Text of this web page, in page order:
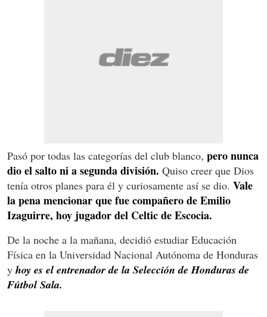
Pasó por todas las categorías del club blanco, pero nunca
dio el salto ni a segunda división. Quiso creer que Dios
tenía otros planes para él y curiosamente así se dio. Vale
la pena mencionar que fue compañero de Emilio
Izaguirre, hoy jugador del Celtic de Escocia.
De la noche a la mañana, decidió estudiar Educación
Física en la Universidad Nacional Autónoma de Honduras
y hoy es el entrenador de la Selección de Honduras de
Fútbol Sala.